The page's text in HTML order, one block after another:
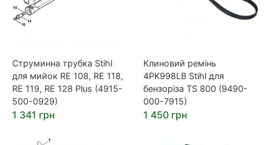
Струминна трубка Stihl
для мийок RE 108, RE 118,
RE 119, RE 128 Plus (4915-
500-0929)
1 341 грн
Клиновий ремінь
4PK998LB Stihl для
бензоріза TS 800 (9490-
000-7915)
1 450 грн